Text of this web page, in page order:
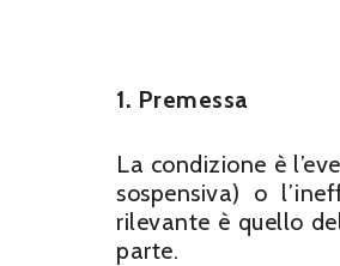
1. Premessa
La condizione è
sospensiva) o
rilevante è quello
parte.